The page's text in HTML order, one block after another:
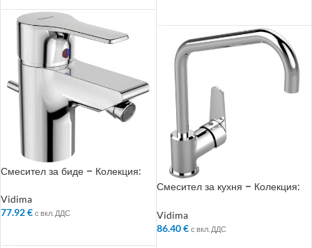
Смесител за биде – Колекция:
Vidima
77.92€ с вкл. ДДС
Смесител за кухня – Колекция:
Vidima
86.40€ с вкл. ДДС